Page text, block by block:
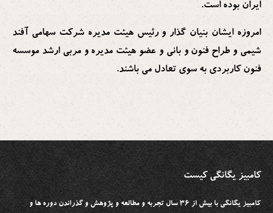
ایران بوده است.
امروزه ایشان بنيان گذار و رئيس هيئت مديره شركت سهامى آفند
شيمى و طراح فنون و بانی و عضو هیئت مدیره و مربی ارشد موسسه
فنون کاربردی به سوی تعادل می باشند.
کامبیز یگانگی کیست
کامبیز یگانگی با بیش از ۳۶ سال تجربه و مطالعه و پژوهش و گذراندن دوره ها و